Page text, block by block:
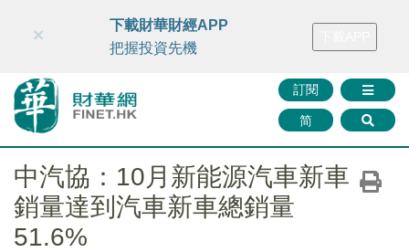
財華智庫網 FINTV FINMETA 財華證券 媒體矩陣
訂閱
简
×
下載財華財經APP
把握投資先機
中汽協：10月新能源汽車新車
銷量達到汽車新車總銷量
51.6%